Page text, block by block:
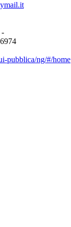
-
pubblica/ng/#/home